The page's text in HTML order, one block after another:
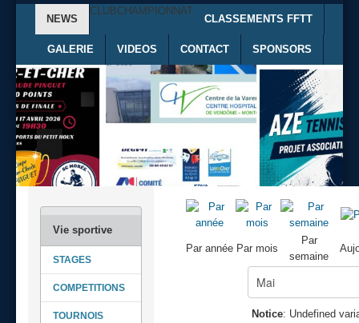
NEWS
CLUBCHAMPIONNAT
CLASSEMENTS FFTT
GALERIE VIDEOS CONTACT SPONSORS
STAGES
COMPETITIONS
TOURNOIS
Par année Par mois
Par
semaine
Notice: Undefined